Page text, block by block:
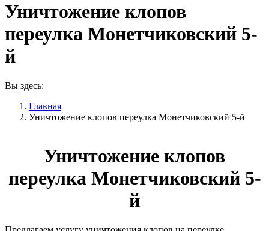
Уничтожение клопов
переулка Монетчиковский 5-
й
Вы здесь:
Главная
Уничтожение клопов переулка Монетчиковский 5-й
Уничтожение клопов
переулка Монетчиковский 5-
й